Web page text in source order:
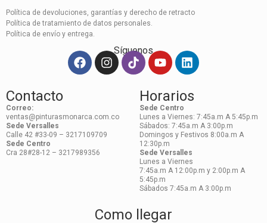
Política de devoluciones, garantías y derecho de retracto
Política de tratamiento de datos personales.
Política de envío y entrega.
Síguenos
Contacto
Correo:
ventas@pinturasmonarca.com.co
Sede Versalles
Calle 42 #33-09 – 3217109709
Sede Centro
Cra 28#28-12 – 3217989356
Horarios
Sede Centro
Lunes a Viernes: 7:45a.m A 5:45p.m
Sábados: 7:45a.m A 3:00p.m
Domingos y Festivos 8:00a.m A
12:30p.m
Sede Versalles
Lunes a Viernes
7:45a.m A 12:00p.m y 2:00p.m A
5:45p.m
Sábados 7:45a.m A 3:00p.m
Como llegar